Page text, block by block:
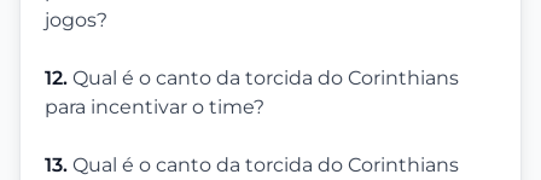
jogos?
12. Qual é o canto da torcida do Corinthians
para incentivar o time?
13. Qual é o canto da torcida do Corinthians